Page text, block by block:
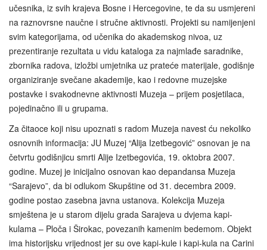
učesnika, iz svih krajeva Bosne i Hercegovine, te da su usmjereni
na raznovrsne naučne i stručne aktivnosti. Projekti su namijenjeni
svim kategorijama, od učenika do akademskog nivoa, uz
prezentiranje rezultata u vidu kataloga za najmlađe saradnike,
zbornika radova, izložbi umjetnika uz prateće materijale, godišnje
organiziranje svečane akademije, kao i redovne muzejske
postavke i svakodnevne aktivnosti Muzeja – prijem posjetilaca,
pojedinačno ili u grupama.
Za čitaoce koji nisu upoznati s radom Muzeja navest ću nekoliko
osnovnih informacija: JU Muzej “Alija Izetbegović” osnovan je na
četvrtu godišnjicu smrti Alije Izetbegovića, 19. oktobra 2007.
godine. Muzej je inicijalno osnovan kao depandansa Muzeja
“Sarajevo”, da bi odlukom Skupštine od 31. decembra 2009.
godine postao zasebna javna ustanova. Kolekcija Muzeja
smještena je u starom dijelu grada Sarajeva u dvjema kapi-
kulama – Ploča i Širokac, povezanih kamenim bedemom. Objekt
ima historijsku vrijednost jer su ove kapi-kule i kapi-kula na Carini